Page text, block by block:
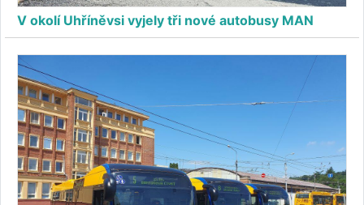
V okolí Uhříněvsi vyjely tři nové autobusy MAN